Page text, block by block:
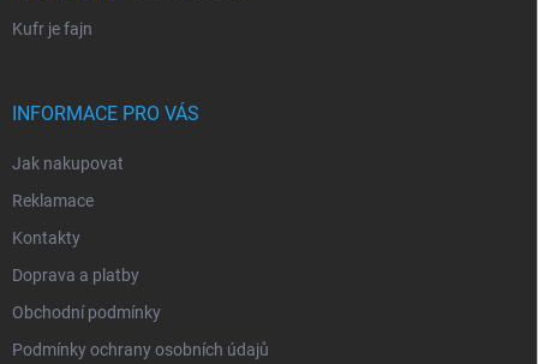
Kufr je fajn
INFORMACE PRO VÁS
Jak nakupovat
Reklamace
Kontakty
Doprava a platby
Obchodní podmínky
Podmínky ochrany osobních údajů